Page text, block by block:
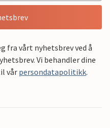
fra vårt nyhetsbrev ved å
Vi behandler dine
vår persondatapolitikk.